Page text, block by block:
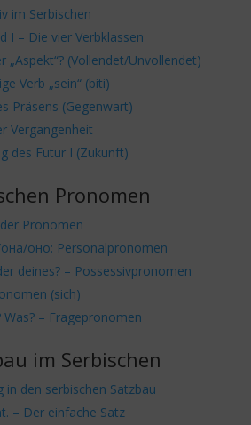
im Serbischen
I – Die vier Verbklassen
„Aspekt“? (Vollendet/Unvollendet)
Verb „sein“ (biti)
Präsens (Gegenwart)
Vergangenheit
des Futur I (Zukunft)
Pronomen
Pronomen
она/оно: Personalpronomen
deines? – Possessivpronomen
(sich)
Was? – Fragepronomen
im Serbischen
in den serbischen Satzbau
– Der einfache Satz